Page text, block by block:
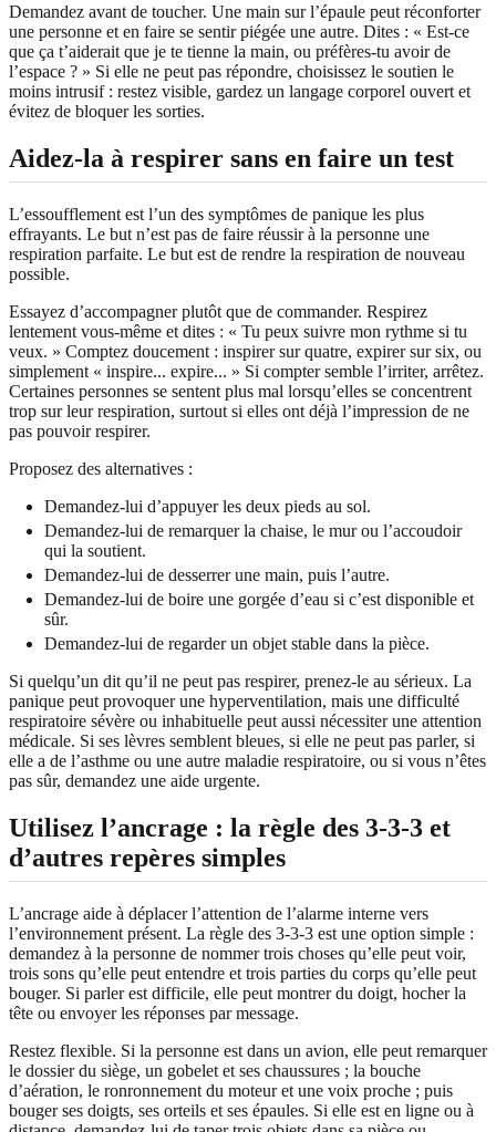
Demandez avant de toucher. Une main sur l’épaule peut réconforter
une personne et en faire se sentir piégée une autre. Dites : « Est-ce
que ça t’aiderait que je te tienne la main, ou préfères-tu avoir de
l’espace ? » Si elle ne peut pas répondre, choisissez le soutien le
moins intrusif : restez visible, gardez un langage corporel ouvert et
évitez de bloquer les sorties.
Aidez-la à respirer sans en faire un test
L’essoufflement est l’un des symptômes de panique les plus
effrayants. Le but n’est pas de faire réussir à la personne une
respiration parfaite. Le but est de rendre la respiration de nouveau
possible.
Essayez d’accompagner plutôt que de commander. Respirez
lentement vous-même et dites : « Tu peux suivre mon rythme si tu
veux. » Comptez doucement : inspirer sur quatre, expirer sur six, ou
simplement « inspire... expire... » Si compter semble l’irriter, arrêtez.
Certaines personnes se sentent plus mal lorsqu’elles se concentrent
trop sur leur respiration, surtout si elles ont déjà l’impression de ne
pas pouvoir respirer.
Proposez des alternatives :
Demandez-lui d’appuyer les deux pieds au sol.
Demandez-lui de remarquer la chaise, le mur ou l’accoudoir
qui la soutient.
Demandez-lui de desserrer une main, puis l’autre.
Demandez-lui de boire une gorgée d’eau si c’est disponible et
sûr.
Demandez-lui de regarder un objet stable dans la pièce.
Si quelqu’un dit qu’il ne peut pas respirer, prenez-le au sérieux. La
panique peut provoquer une hyperventilation, mais une difficulté
respiratoire sévère ou inhabituelle peut aussi nécessiter une attention
médicale. Si ses lèvres semblent bleues, si elle ne peut pas parler, si
elle a de l’asthme ou une autre maladie respiratoire, ou si vous n’êtes
pas sûr, demandez une aide urgente.
Utilisez l’ancrage : la règle des 3-3-3 et
d’autres repères simples
L’ancrage aide à déplacer l’attention de l’alarme interne vers
l’environnement présent. La règle des 3-3-3 est une option simple :
demandez à la personne de nommer trois choses qu’elle peut voir,
trois sons qu’elle peut entendre et trois parties du corps qu’elle peut
bouger. Si parler est difficile, elle peut montrer du doigt, hocher la
tête ou envoyer les réponses par message.
Restez flexible. Si la personne est dans un avion, elle peut remarquer
le dossier du siège, un gobelet et ses chaussures ; la bouche
d’aération, le ronronnement du moteur et une voix proche ; puis
bouger ses doigts, ses orteils et ses épaules. Si elle est en ligne ou à